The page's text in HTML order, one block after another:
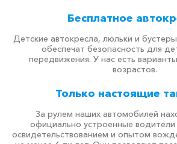
Бесплатное
Детские автокресла, люльки и
обеспечат безопасность для
передвижения. У нас есть
возрастов.
Только настоящие
За рулем наших автомобилей
официально устроенные
освидетельствованием и опытом